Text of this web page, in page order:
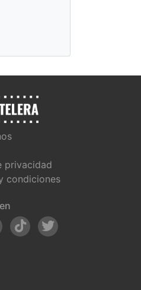
privacidad
condiciones